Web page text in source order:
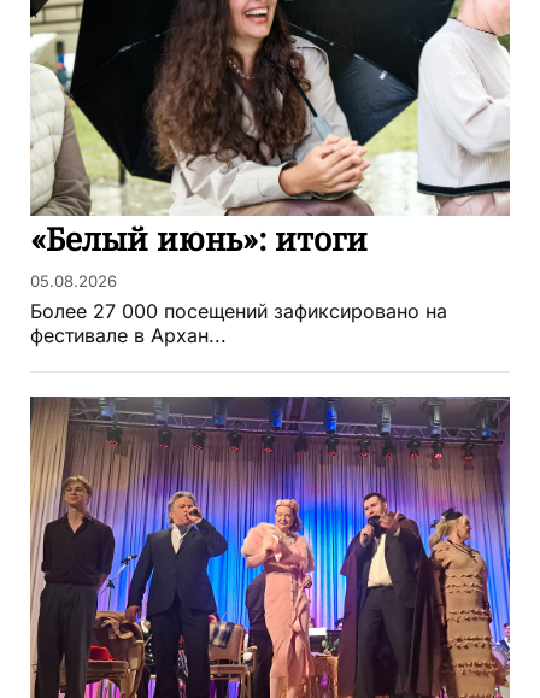
«Белый июнь»: итоги
05.08.2026
Более 27 000 посещений зафиксировано на
фестивале в Архан...